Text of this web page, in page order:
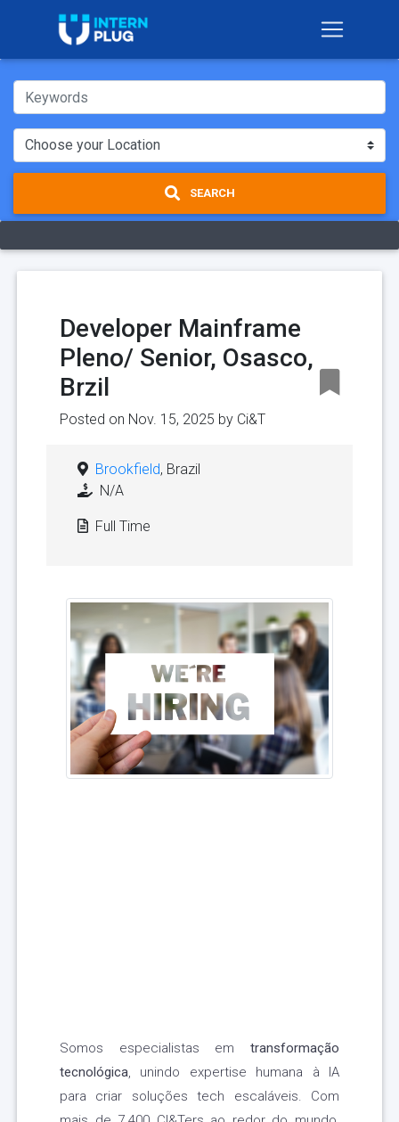
SEARCH
Developer Mainframe
Pleno/ Senior, Osasco,
Brzil
Posted on Nov. 15, 2025 by Ci&T
Brookfield, Brazil
N/A
Full Time
Somos especialistas em transformação
tecnológica, unindo expertise humana à IA
para criar soluções tech escaláveis. Com